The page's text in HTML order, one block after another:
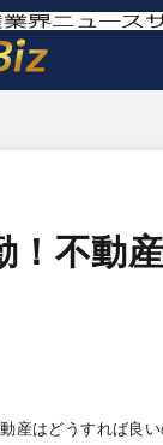
！不動
産はどうすれば良い